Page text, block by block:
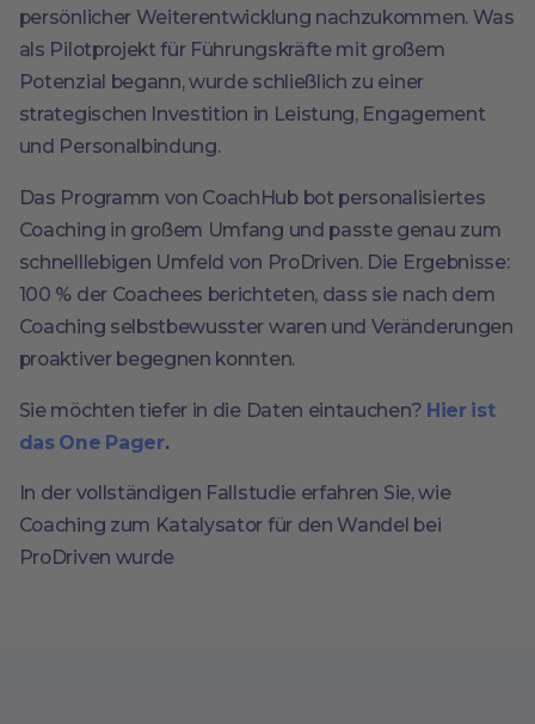
persönlicher Weiterentwicklung nachzukommen. Was
als Pilotprojekt für Führungskräfte mit großem
Potenzial begann, wurde schließlich zu einer
strategischen Investition in Leistung, Engagement
und Personalbindung.
Das Programm von CoachHub bot personalisiertes
Coaching in großem Umfang und passte genau zum
schnelllebigen Umfeld von ProDriven. Die Ergebnisse:
100 % der Coachees berichteten, dass sie nach dem
Coaching selbstbewusster waren und Veränderungen
proaktiver begegnen konnten.
Sie möchten tiefer in die Daten eintauchen? Hier ist
das One Pager.
In der vollständigen Fallstudie erfahren Sie, wie
Coaching zum Katalysator für den Wandel bei
ProDriven wurde